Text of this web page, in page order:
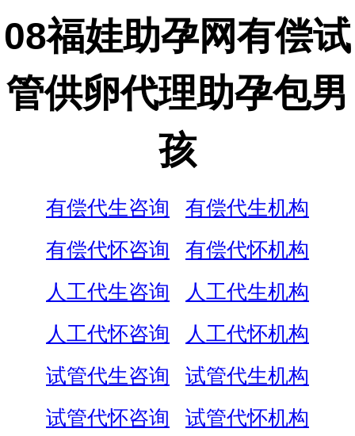
08福娃助孕网有偿试
管供卵代理助孕包男
孩
有偿代生咨询
有偿代生机构
有偿代怀咨询
有偿代怀机构
人工代生咨询
人工代生机构
人工代怀咨询
人工代怀机构
试管代生咨询
试管代生机构
试管代怀咨询
试管代怀机构